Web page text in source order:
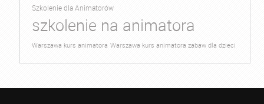
Szkolenie dla Animatorów
szkolenie na animatora
Warszawa kurs animatora Warszawa kurs animatora zabaw dla dzieci